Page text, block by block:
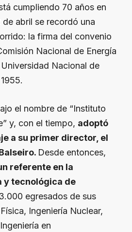
cumpliendo 70 años en
abril se recordó una
la firma del convenio
Nacional de Energía
Nacional de
el nombre de “Instituto
y, con el tiempo, adoptó
a su primer director, el
Desde entonces,
referente en la
tecnológica de
egresados de sus
Ingeniería Nuclear,
en